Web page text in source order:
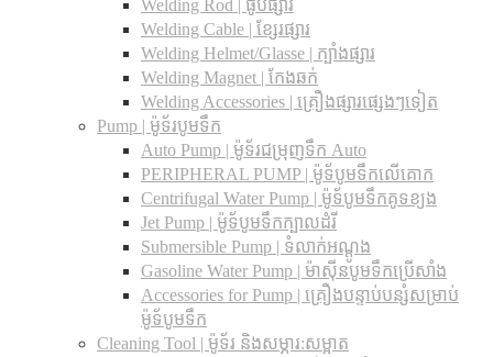
Welding Rod | ធូបផ្សារ
Welding Cable | ខ្សែរផ្សារ
Welding Helmet/Glasse | ក្បាំងផ្សារ
Welding Magnet | កែងឆក់
Welding Accessories | គ្រឿងផ្សារផ្សេងៗទៀត
Pump | ម៉ូទ័របូមទឹក
Auto Pump | ម៉ូទ័រជម្រុញទឹក Auto
PERIPHERAL PUMP | ម៉ូទ័បូមទឹកលើគោក
Centrifugal Water Pump | ម៉ូទ័បូមទឹកគូទខ្យង
Jet Pump | ម៉ូទ័បូមទឹកក្បាលដំរី
Submersible Pump | ទំលាក់អណ្តូង
Gasoline Water Pump | ម៉ាស៊ីនបូមទឹកប្រើសាំង
Accessories for Pump | គ្រឿងបន្ទាប់បន្សំសម្រាប់
ម៉ូទ័បូមទឹក
Cleaning Tool | ម៉ូទ័រ និងសម្ភារ:សម្អាត